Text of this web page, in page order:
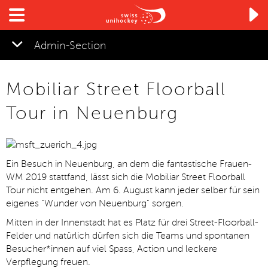

Admin-Section
▼
Mobiliar Street Floorball
Tour in Neuenburg
Ein Besuch in Neuenburg, an dem die fantastische Frauen-
WM 2019 stattfand, lässt sich die Mobiliar Street Floorball
Tour nicht entgehen. Am 6. August kann jeder selber für sein
eigenes "Wunder von Neuenburg" sorgen.
Mitten in der Innenstadt hat es Platz für drei Street-Floorball-
Felder und natürlich dürfen sich die Teams und spontanen
Besucher*innen auf viel Spass, Action und leckere
Verpflegung freuen.